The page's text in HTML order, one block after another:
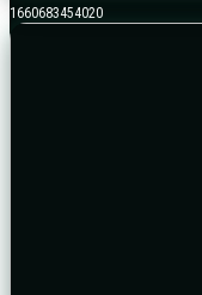
1660683454020